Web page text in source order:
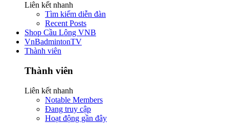
Liên kết nhanh
Tìm kiếm diễn đàn
Recent Posts
Shop Cầu Lông VNB
VnBadmintonTV
Thành viên
Thành viên
Liên kết nhanh
Notable Members
Đang truy cập
Hoạt động gần đây